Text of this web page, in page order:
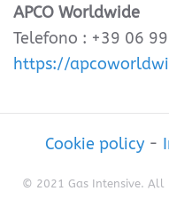
APCO Worldwide
Telefono : +39 06
https://
Cookie policy-
© 2021 Gas Intensive. All